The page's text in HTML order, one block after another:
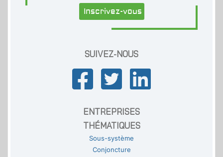
Inscrivez-vous
SUIVEZ-NOUS
ENTREPRISES
THÉMATIQUES
Sous-système
Conjoncture